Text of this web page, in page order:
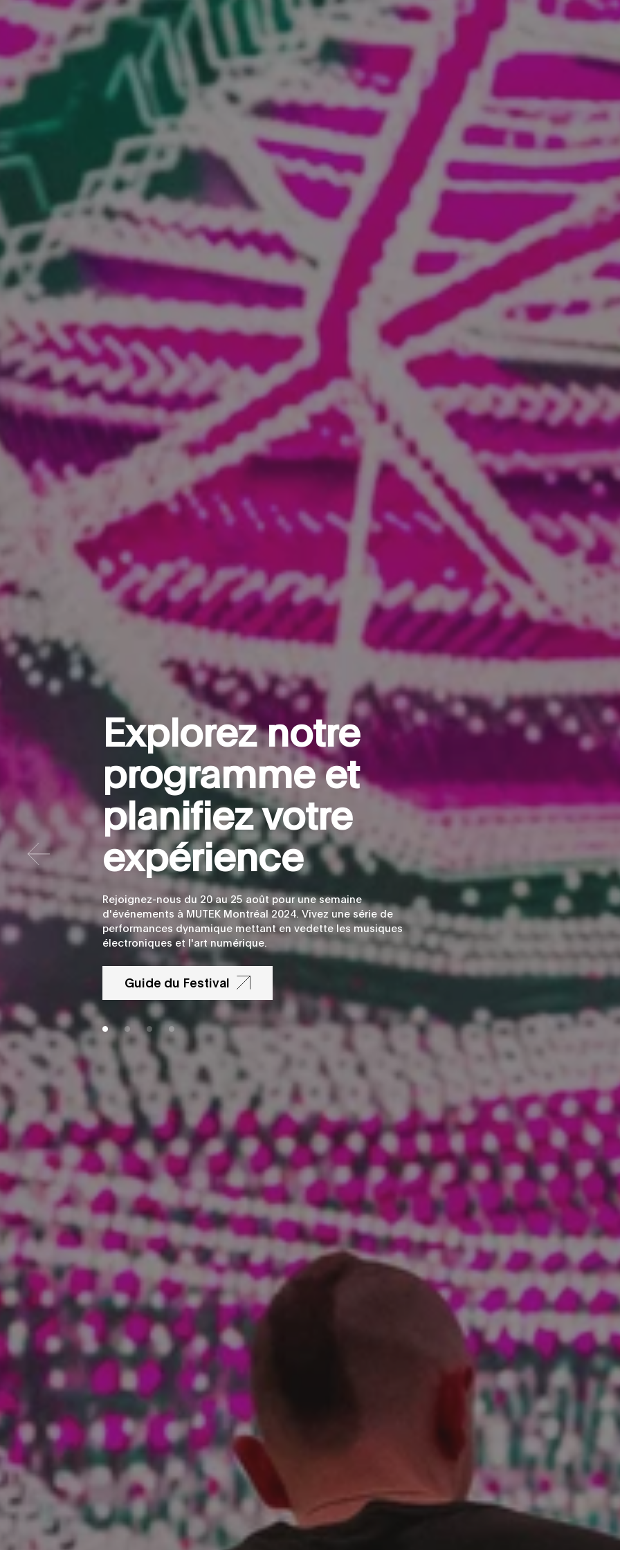
Exploreznotre
programmeet
planifezvotre
expérience
Rejoignez-nous du 20 au 25 août pour une semaine
d'événements à MUTEK Montréal 2024. Vivez une série de
performances dynamique mettant en vedette les musiques
électroniques et l'art numérique.
Guide du Festival